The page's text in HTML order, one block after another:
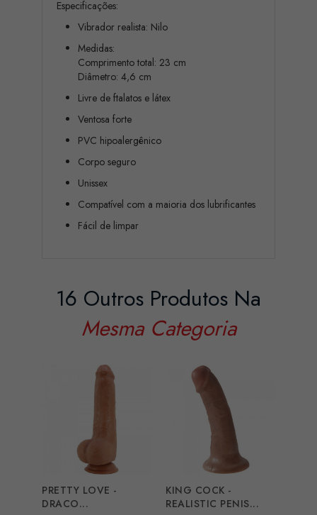
Especificações:
Vibrador realista: Nilo
Medidas:
Comprimento total: 23 cm
Diâmetro: 4,6 cm
Livre de ftalatos e látex
Ventosa forte
PVC hipoalergênico
Corpo seguro
Unissex
Compatível com a maioria dos lubrificantes
Fácil de limpar
16 Outros Produtos Na
Mesma Categoria
PRETTY LOVE -
DRACO...
KING COCK -
REALISTIC PENIS...